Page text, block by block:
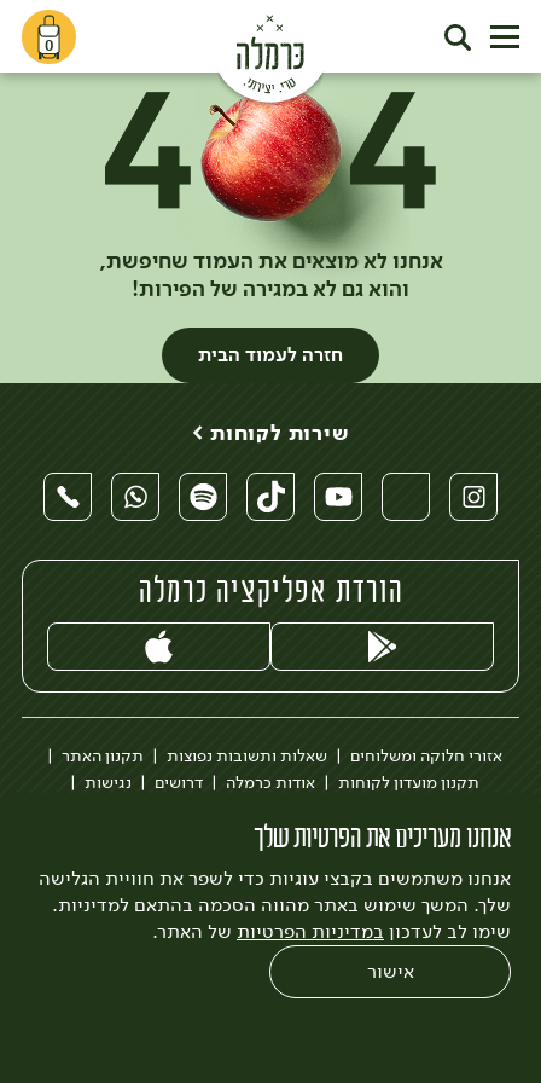
0
אנחנו לא מוצאים את העמוד שחיפשת,
והוא גם לא במגירה של הפירות!
חזרה לעמוד הבית
אנחנו מעריכים את הפרטיות שלך
אנחנו משתמשים בקבצי עוגיות כדי לשפר את חוויית הגלישה
שלך. המשך שימוש באתר מהווה הסכמה בהתאם למדיניות.
שימו לב לעדכון במדיניות הפרטיות של האתר.
אישור
שירות לקוחות >
הורדת אפליקציה כרמלה
אזורי חלוקה ומשלוחים שאלות ותשובות נפוצות
תקנון האתר
תקנון מועדון לקוחות
אודות כרמלה דרושים
נגישות
לצפייה בעדכון מדיניות פרטיות
עיצוב:3bears פיתוח:Quatro